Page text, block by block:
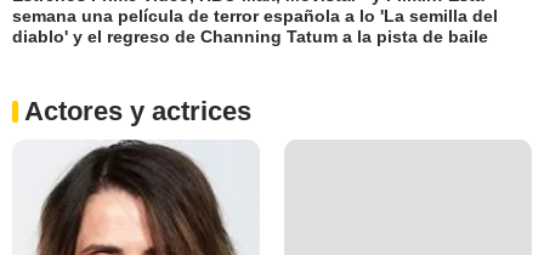
semana una película de terror española a lo 'La semilla del
diablo' y el regreso de Channing Tatum a la pista de baile
Actores y actrices